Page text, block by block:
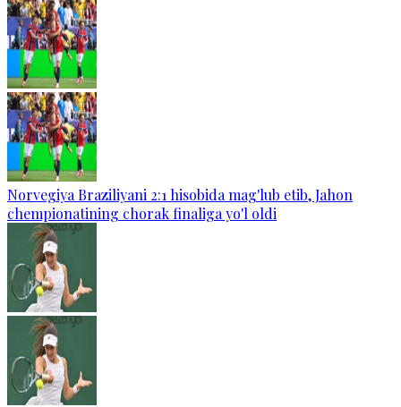
Norvegiya Braziliyani 2:1 hisobida mag'lub etib, Jahon
chempionatining chorak finaliga yo'l oldi